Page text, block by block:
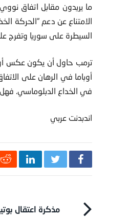
ما يريدون مقابل اتفاق
السيطرة على سوريا وتفرج
ترمب حاول أن يكون عكس
أوباما في الرهان على
في الخداع الدبلوماسي. فهل
اندبدنت عربي
مذكرة اعتقال